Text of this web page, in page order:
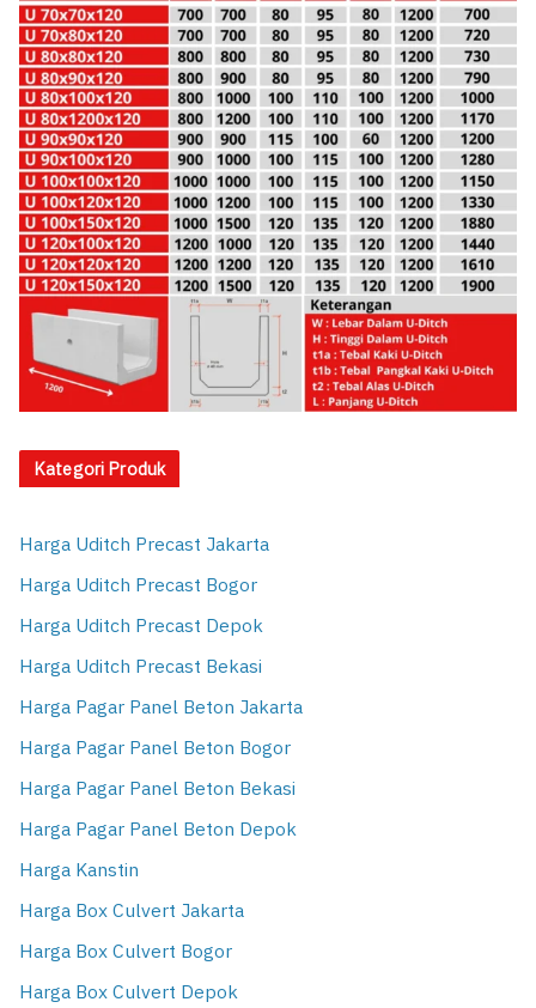
Kategori Produk
Harga Uditch Precast Jakarta
Harga Uditch Precast Bogor
Harga Uditch Precast Depok
Harga Uditch Precast Bekasi
Harga Pagar Panel Beton Jakarta
Harga Pagar Panel Beton Bogor
Harga Pagar Panel Beton Bekasi
Harga Pagar Panel Beton Depok
Harga Kanstin
Harga Box Culvert Jakarta
Harga Box Culvert Bogor
Harga Box Culvert Depok